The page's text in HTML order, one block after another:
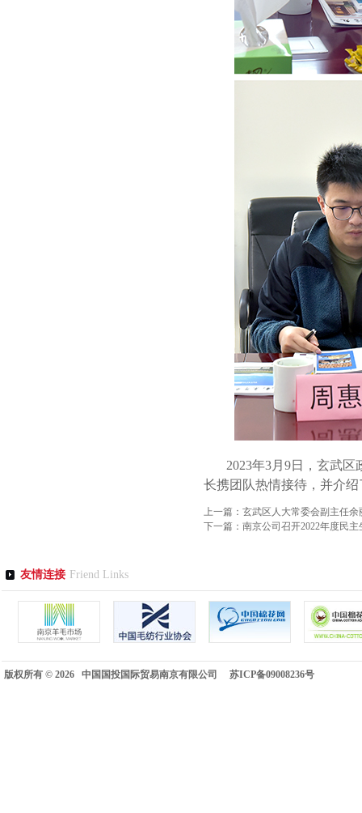
2023年3月9日， 玄武区
长携团队热情接待，并介
上一篇： 玄武区人大常委会副主任
下一篇： 南京公司召开2022年度民主
友情连接 Friend Links
版权所有 © 2026 中国国投国际贸易南京有限公司 苏ICP备09008236号